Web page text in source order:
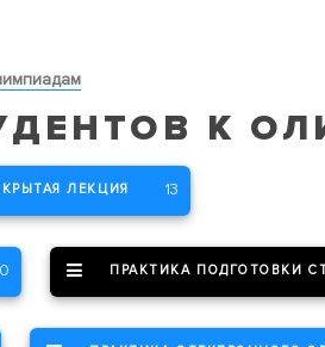
К
ЛЕКЦИЯ 13
ПРАКТИКА ПОДГОТОВКИ